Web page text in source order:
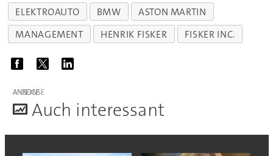
ELEKTROAUTO BMW
ASTON MARTIN
MANAGEMENT
HENRIK FISKER FISKER INC.
ANZEIGE
Auch interessant